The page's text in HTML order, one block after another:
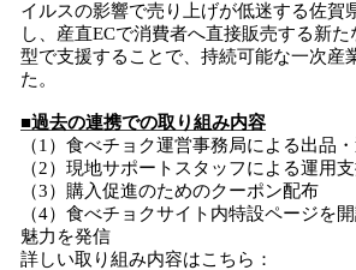
イルスの影響で売り上げが低迷する佐賀
し、産直ECで消費者へ直接販売する新
型で支援することで、持続可能な一次産
た。
■過去の連携での取り組み内容
（1）食べチョク運営事務局による出品
（2）現地サポートスタッフによる運用
（3）購入促進のためのクーポン配布
（4）食べチョクサイト内特設ページを
魅力を発信
詳しい取り組み内容はこちら：